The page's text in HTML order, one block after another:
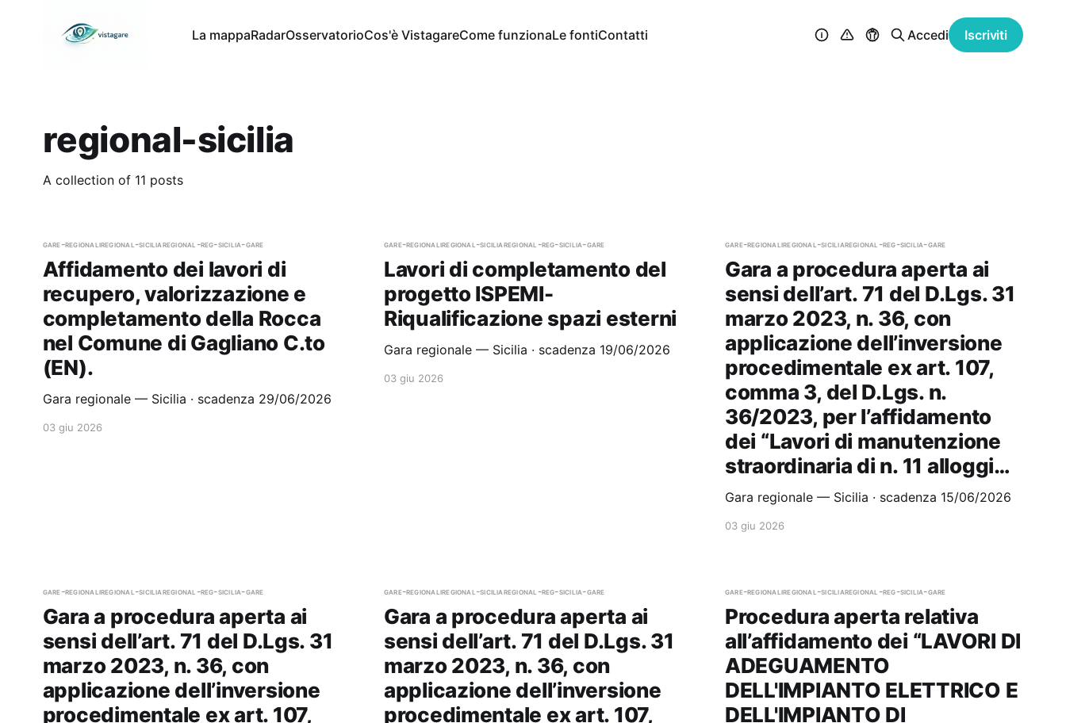
La mappaRadarOsservatorioCos'è VistagareCome funzionaLe fontiContatti Accedi Iscriviti
regional-sicilia
A collection of 11 posts
gare-regionaliregional-siciliaregional-reg-sicilia-gare
Affidamento dei lavori di
recupero, valorizzazione e
completamento della Rocca
nel Comune di Gagliano C.to
(EN).
Gara regionale — Sicilia · scadenza 29/06/2026
03 giu 2026
gare-regionaliregional-siciliaregional-reg-sicilia-gare
Lavori di completamento del
progetto ISPEMI-
Riqualificazione spazi esterni
Gara regionale — Sicilia · scadenza 19/06/2026
03 giu 2026
gare-regionaliregional-siciliaregional-reg-sicilia-gare
Gara a procedura aperta ai
sensi dell’art. 71 del D.Lgs. 31
marzo 2023, n. 36, con
applicazione dell’inversione
procedimentale ex art. 107,
comma 3, del D.Lgs. n.
36/2023, per l’affidamento
dei “Lavori di manutenzione
straordinaria di n. 11 alloggi…
Gara regionale — Sicilia · scadenza 15/06/2026
03 giu 2026
gare-regionaliregional-siciliaregional-reg-sicilia-gare
Gara a procedura aperta ai
sensi dell’art. 71 del D.Lgs. 31
marzo 2023, n. 36, con
applicazione dell’inversione
procedimentale ex art. 107,
gare-regionaliregional-siciliaregional-reg-sicilia-gare
Gara a procedura aperta ai
sensi dell’art. 71 del D.Lgs. 31
marzo 2023, n. 36, con
applicazione dell’inversione
procedimentale ex art. 107,
gare-regionaliregional-siciliaregional-reg-sicilia-gare
Procedura aperta relativa
all’affidamento dei “LAVORI Dl
ADEGUAMENTO
DELL'IMPIANTO ELETTRICO E
DELL'IMPIANTO DI